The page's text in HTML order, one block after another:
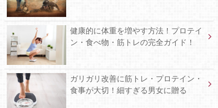
健康的に体重を増やす方法！プロテイ
ン・食べ物・筋トレの完全ガイド！
ガリガリ改善に筋トレ・プロテイン・
食事が大切！細すぎる男女に贈る